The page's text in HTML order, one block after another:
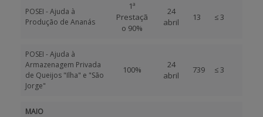
POSEI - Ajuda à
Produção de Ananás
1ª
Prestaçã
o 90%
24
abril
13 ≤ 3
POSEI - Ajuda à
Armazenagem Privada
de Queijos "Ilha" e "São
Jorge"
100%
24
abril
739 ≤ 3
MAIO